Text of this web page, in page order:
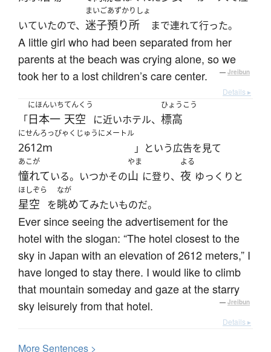
いていたので、
まいご
迷子
あずかりしょ
預り所 まで連れて行った。
A little girl who had been separated from her
parents at the beach was crying alone, so we
took her to a lost children’s care center.
— Jreibun
Details ▸
「
にほんいち
日本一
てんくう
天空 に近いホテル、
ひょうこう
標高
にせんろっぴゃくじゅうにメートル
2612m 」という広告を見て
あこが
憧れている。いつかその
やま
山 に登り、
よる
夜 ゆっくりと
ほしぞら
星空 を
なが
眺めてみたいものだ。
Ever since seeing the advertisement for the
hotel with the slogan: “The hotel closest to the
sky in Japan with an elevation of 2612 meters,” I
have longed to stay there. I would like to climb
that mountain someday and gaze at the starry
sky leisurely from that hotel.
— Jreibun
Details ▸
MoreSentences >